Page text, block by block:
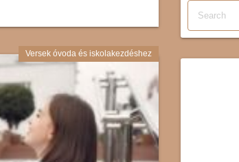
Versek óvoda és iskolakezdéshez